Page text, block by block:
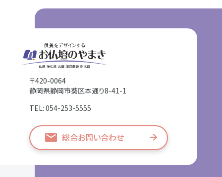
〒420-0064
静岡県静岡市葵区本通り8-41-1
TEL: 054-253-5555
総合お問い合わせ